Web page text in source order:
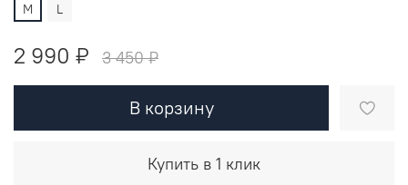
М
L
2 990 ₽ 3 450 ₽
В корзину
Купить в 1 клик